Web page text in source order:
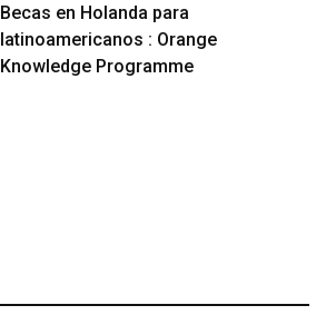
Becas en Holanda para
latinoamericanos : Orange
Knowledge Programme